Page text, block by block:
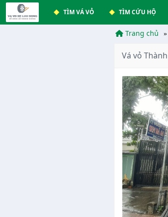
TÌM VÁ VỎ TÌM CỨU HỘ
Trang chủ
Vá vỏ